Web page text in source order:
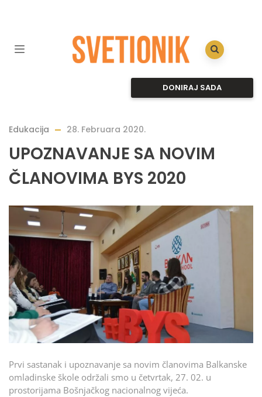
DONIRAJ SADA
Edukacija 28. Februara 2020.
UPOZNAVANJE SA NOVIM
ČLANOVIMA BYS 2020
Prvi sastanak i upoznavanje sa novim članovima Balkanske
omladinske škole održali smo u četvrtak, 27. 02. u
prostorijama Bošnjačkog nacionalnog vijeća.